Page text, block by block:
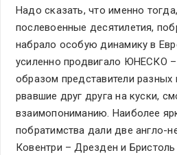
Надо сказать, что именно
послевоенные десятилетия,
набрало особую динамику в
усиленно продвигало ЮНЕСКО –
образом представители
рвавшие друг друга на куски,
взаимопониманию. Наиболее
побратимства дали две англо-
Ковентри – Дрезден и